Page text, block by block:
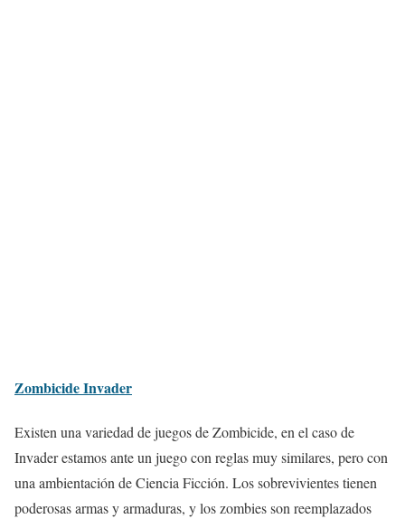
Zombicide Invader
Existen una variedad de juegos de Zombicide, en el caso de
Invader estamos ante un juego con reglas muy similares, pero con
una ambientación de Ciencia Ficción. Los sobrevivientes tienen
poderosas armas y armaduras, y los zombies son reemplazados